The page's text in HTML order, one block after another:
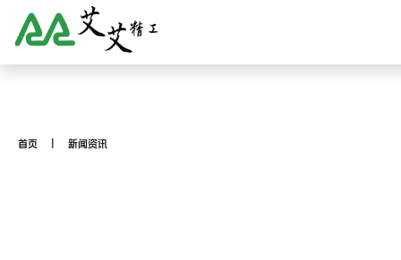
首页 新闻资讯